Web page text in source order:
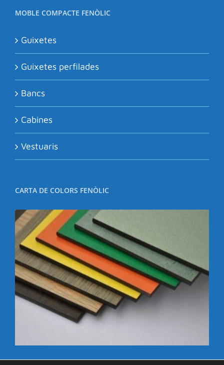
MOBLE COMPACTE FENÒLIC
Guixetes
Guixetes perfilades
Bancs
Cabines
Vestuaris
CARTA DE COLORS FENÒLIC